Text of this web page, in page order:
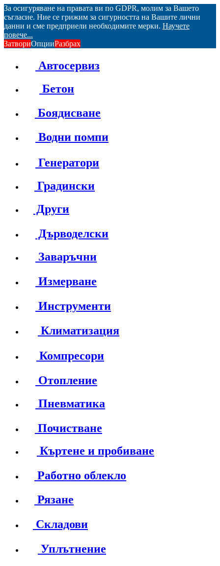
За осигуряване на правата ви по GDPR, молим за Вашето
съгласие. Ние се грижим за сигурността на Вашите лични
данни и сме предприели необходимите мерки. Научете
повече...
ЗатвориОпцииРазбрах
Автосервиз
Бетон
Боядисване
Водни помпи
Генератори
Градински
Други
Дърводелски
Заваръчни
Измерване
Инструменти
Климатизация
Компресори
Отопление
Пневматика
Почистване
Къртене и пробиване
Работно облекло
Рязане
Складови
Уплътнение